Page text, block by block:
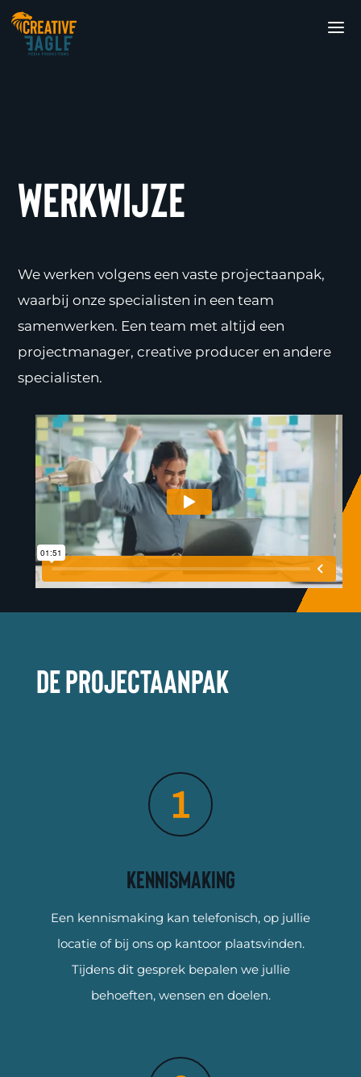
Werkwijze
We werken volgens een vaste projectaanpak,
waarbij onze specialisten in een team
samenwerken. Een team met altijd een
projectmanager, creative producer en andere
specialisten.
De projectaanpak
Kennismaking
Een kennismaking kan telefonisch, op jullie
locatie of bij ons op kantoor plaatsvinden.
Tijdens dit gesprek bepalen we jullie
behoeften, wensen en doelen.